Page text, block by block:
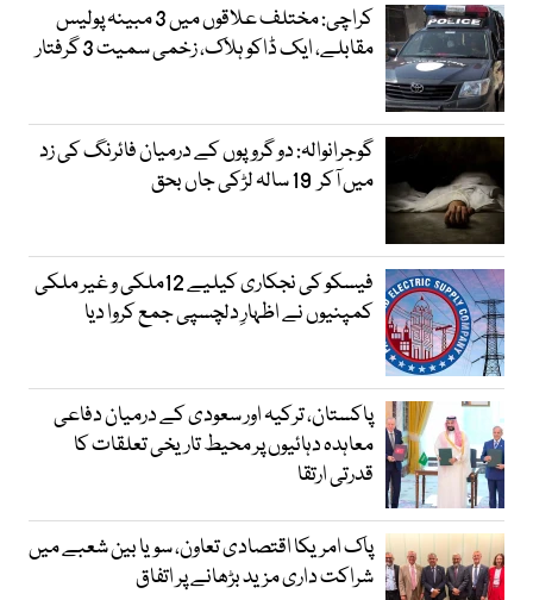
کراچی: مختلف علاقوں میں 3 مبینہ پولیس
مقابلے، ایک ڈاکو ہلاک، زخمی سمیت 3 گرفتار
گوجرانوالہ: دو گروپوں کے درمیان فائرنگ کی زد
میں آکر 19 سالہ لڑکی جاں بحق
فیسکو کی نجکاری کیلیے 12ملکی و غیر ملکی
کمپنیوں نے اظہارِ دلچسپی جمع کروا دیا
پاکستان، ترکیہ اور سعودی کے درمیان دفاعی
معاہدہ دہائیوں پر محیط تاریخی تعلقات کا
قدرتی ارتقا
پاک امریکا اقتصادی تعاون، سویا بین شعبے میں
شراکت داری مزید بڑھانے پر اتفاق